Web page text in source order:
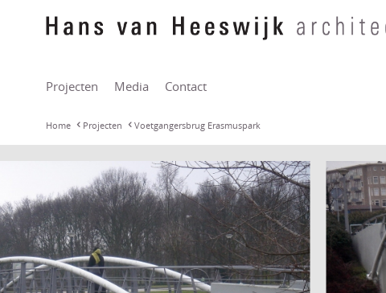
Projecten Media Contact
Home Projecten Voetgangersbrug Erasmuspark